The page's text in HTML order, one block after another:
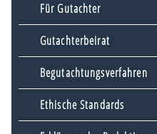
Für Gutachter
Gutachterbeirat
Begutachtungsverfahren
Ethische Standards